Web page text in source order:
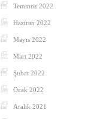
Temmuz 2022
Haziran 2022
Mayıs 2022
Mart 2022
Şubat 2022
Ocak 2022
Aralık 2021